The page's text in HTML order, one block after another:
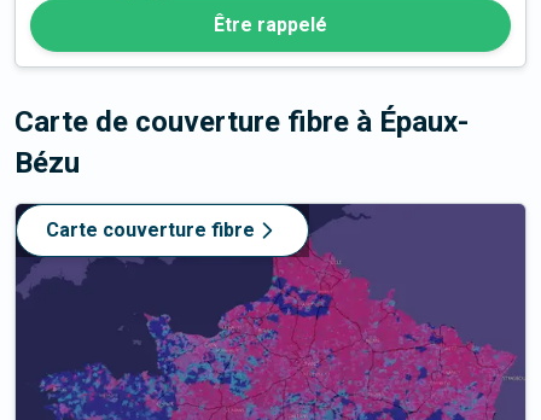
Être rappelé
Carte de couverture fibre à Épaux-
Bézu
Carte couverture fibre